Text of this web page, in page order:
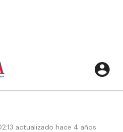
actualizado hace 4 años